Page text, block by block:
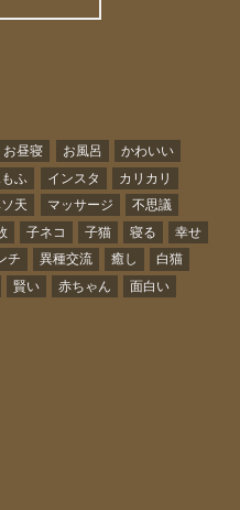
お昼寝 お風呂
かわいい
ふ インスタ
カリカリ
天 マッサージ
不思議
子ネコ 子猫 寝る
幸せ
チ 異種交流 癒し
白猫
賢い 赤ちゃん
面白い